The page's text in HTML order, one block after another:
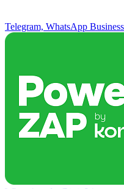
Telegram, WhatsApp